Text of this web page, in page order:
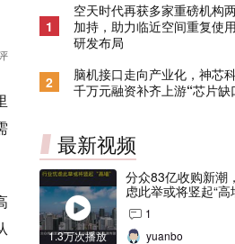
1
空天时代再获多家重磅机构
加持，助力临近空间重复使
研发布局
2
脑机接口走向产业化，神芯
千万元融资补齐上游“芯片缺
最新视频
1.3万次播放
分众83亿收购新潮
虑此举或将竖起“高
1
yuanbo